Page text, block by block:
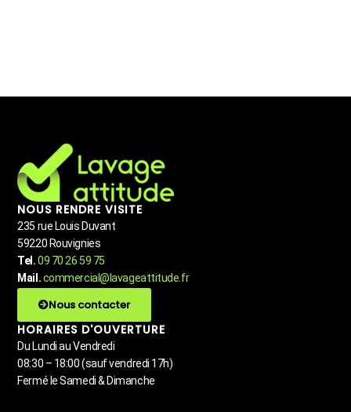
NOUS RENDRE VISITE
235 rue Louis Duvant
59220 Rouvignies
Tel.09 70 26 59 75
Mail.commercial@lavageattitude.fr
Nous contacter
HORAIRES D'OUVERTURE
Du Lundi au Vendredi
08:30 – 18:00 (sauf vendredi 17h)
Fermé le Samedi & Dimanche